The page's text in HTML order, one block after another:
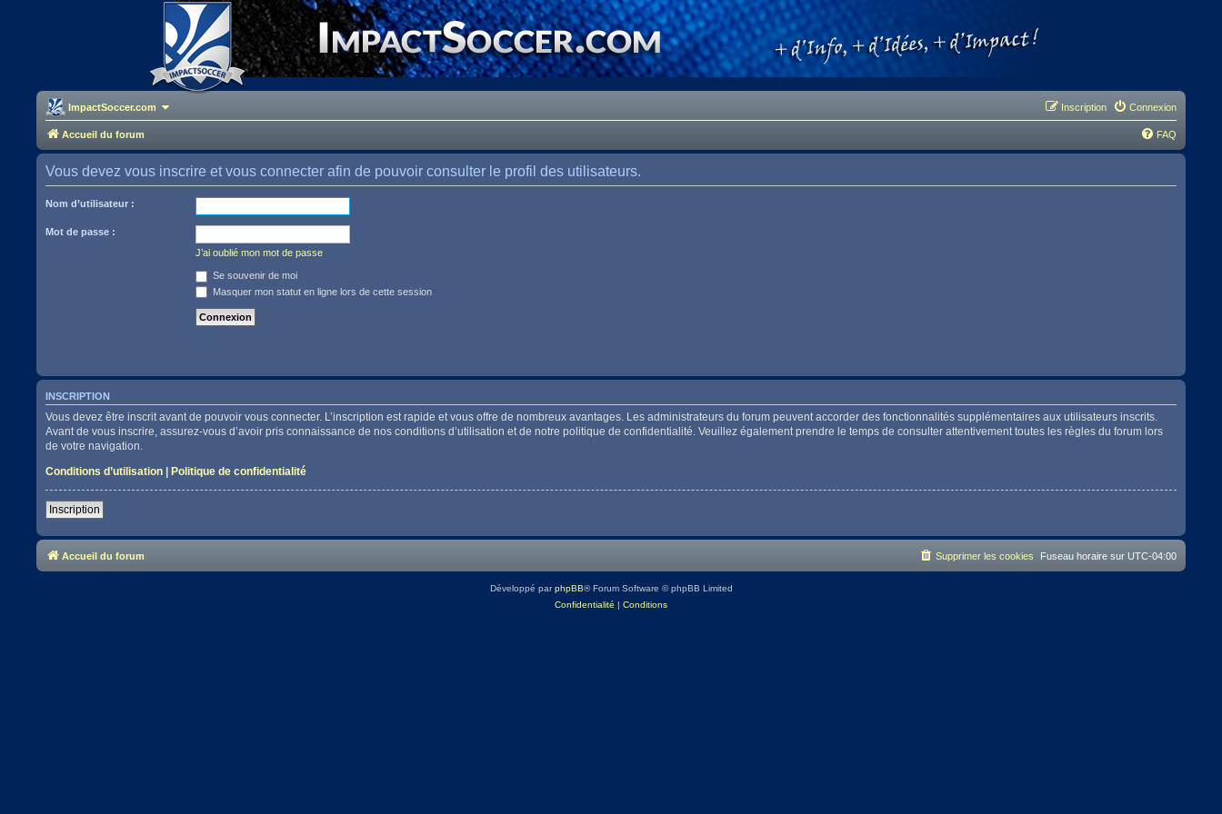
ImpactSoccer.com Connexion
Inscription
Accueil du forum FAQ
Vous devez vous inscrire et vous connecter afin de pouvoir consulter le profil des utilisateurs.
Nom d’utilisateur :
Mot de passe :
J’ai oublié mon mot de passe
Se souvenir de moi
Masquer mon statut en ligne lors de cette session
INSCRIPTION
Vous devez être inscrit avant de pouvoir vous connecter. L’inscription est rapide et vous offre de nombreux avantages. Les administrateurs du forum peuvent accorder des fonctionnalités supplémentaires aux utilisateurs inscrits.
Avant de vous inscrire, assurez-vous d’avoir pris connaissance de nos conditions d’utilisation et de notre politique de confidentialité. Veuillez également prendre le temps de consulter attentivement toutes les règles du forum lors
de votre navigation.
Conditions d’utilisation |Politique de confidentialité
Inscription
Accueil du forum Fuseau horaire sur UTC-04:00
Supprimer les cookies
Développé parphpBB® Forum Software © phpBB Limited
Confidentialité | Conditions